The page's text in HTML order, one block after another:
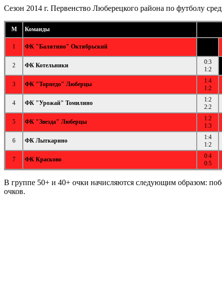
Сезон 2014 г. Первенство Люберецкого района по футболу
М Команды
1 ФК "Балятино" Октябрьский
2 ФК Котельники
0:3
1:2
3 ФК "Торпедо" Люберцы
1:4
1:2
4 ФК "Урожай" Томилино
1:2
2:2
5 ФК "Звезда" Люберцы
1:2
1:3
6 ФК Лыткарино
1:4
1:2
7 ФК Красково
0:4
0:5
В группе 50+ и 40+ очки начисляются следующим образом:
очков.